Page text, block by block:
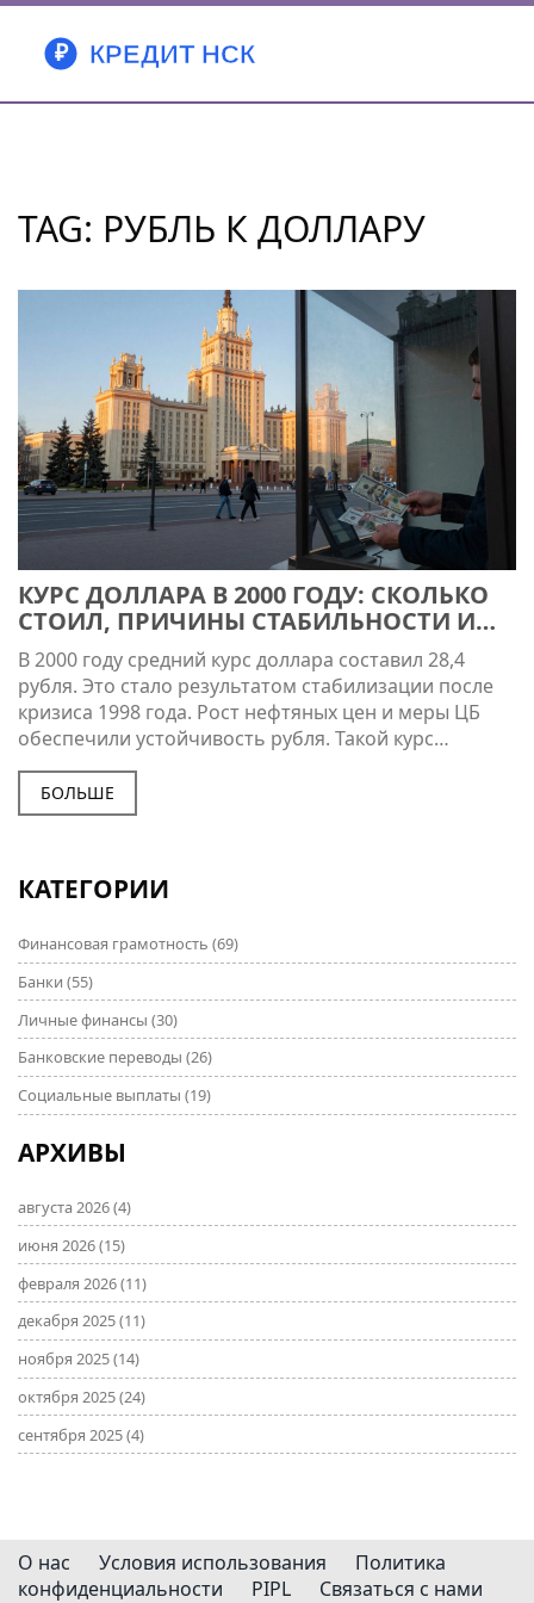
TAG: РУБЛЬ К ДОЛЛАРУ
КУРС ДОЛЛАРА В 2000 ГОДУ: СКОЛЬКО
СТОИЛ, ПРИЧИНЫ СТАБИЛЬНОСТИ И
ВЛИЯНИЕ НА ЭКОНОМИКУ
В 2000 году средний курс доллара составил 28,4
рубля. Это стало результатом стабилизации после
кризиса 1998 года. Рост нефтяных цен и меры ЦБ
обеспечили устойчивость рубля. Такой курс
повлиял на цены импорта и повседневные расходы.
Подробнее в статье.
БОЛЬШЕ
КАТЕГОРИИ
Финансовая грамотность (69)
Банки (55)
Личные финансы (30)
Банковские переводы (26)
Социальные выплаты (19)
АРХИВЫ
августа 2026(4)
июня 2026(15)
февраля 2026(11)
декабря 2025(11)
ноября 2025(14)
октября 2025(24)
сентября 2025(4)
О нас Условия использования
Политика
конфиденциальности
PIPL Связаться с нами